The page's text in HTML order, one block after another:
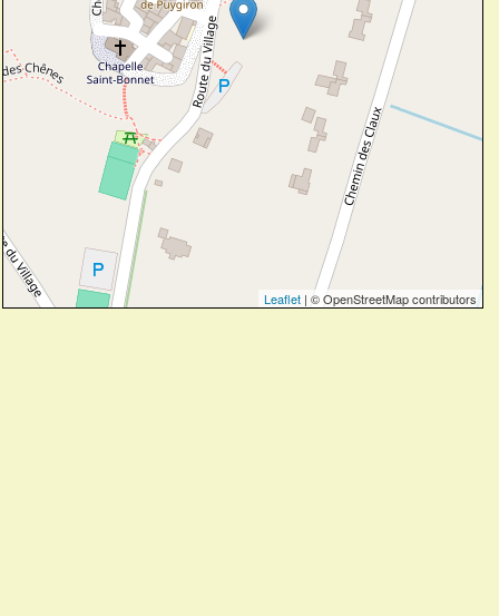
Leaflet | © OpenStreetMap contributors